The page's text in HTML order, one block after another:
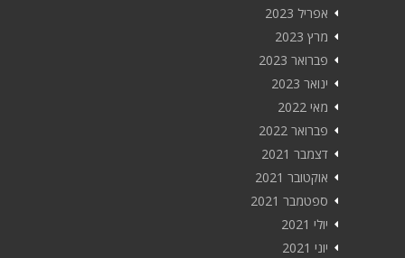
אפריל 2023
מרץ 2023
פברואר 2023
ינואר 2023
מאי 2022
פברואר 2022
דצמבר 2021
אוקטובר 2021
ספטמבר 2021
יולי 2021
יוני 2021